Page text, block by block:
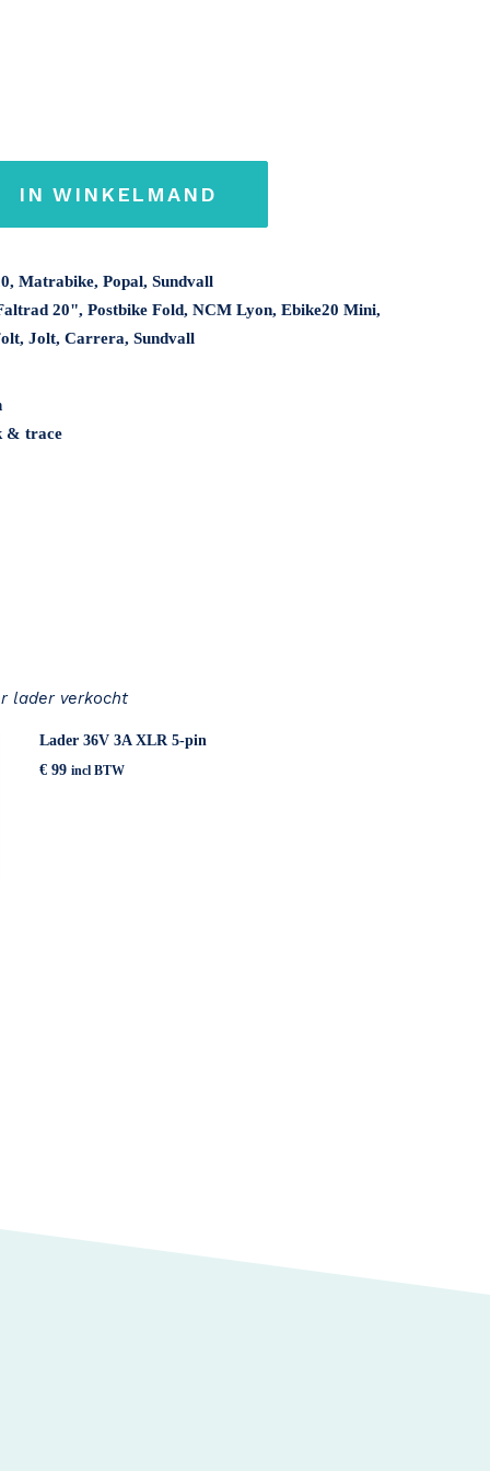
IN WINKELMAND
Matrabike, Popal, Sundvall
20", Postbike Fold, NCM Lyon, Ebike20 Mini,
Jolt, Carrera, Sundvall
& trace
lader verkocht
Lader 36V 3A XLR 5-pin
€ 99 incl BTW